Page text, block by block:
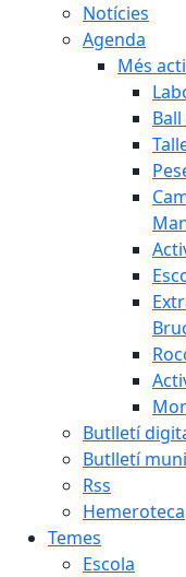
Notícies
Agenda
Més
Butlletí
Butlletí
Rss
Hemeroteca
Temes
Escola